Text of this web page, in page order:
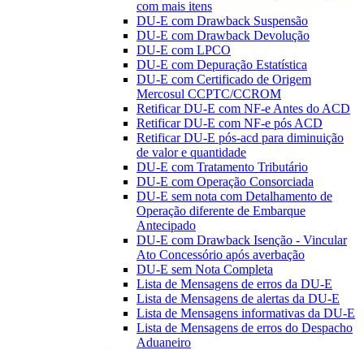
com mais itens
DU-E com Drawback Suspensão
DU-E com Drawback Devolução
DU-E com LPCO
DU-E com Depuração Estatística
DU-E com Certificado de Origem
Mercosul CCPTC/CCROM
Retificar DU-E com NF-e Antes do ACD
Retificar DU-E com NF-e pós ACD
Retificar DU-E pós-acd para diminuição
de valor e quantidade
DU-E com Tratamento Tributário
DU-E com Operação Consorciada
DU-E sem nota com Detalhamento de
Operação diferente de Embarque
Antecipado
DU-E com Drawback Isenção - Vincular
Ato Concessório após averbação
DU-E sem Nota Completa
Lista de Mensagens de erros da DU-E
Lista de Mensagens de alertas da DU-E
Lista de Mensagens informativas da DU-E
Lista de Mensagens de erros do Despacho
Aduaneiro